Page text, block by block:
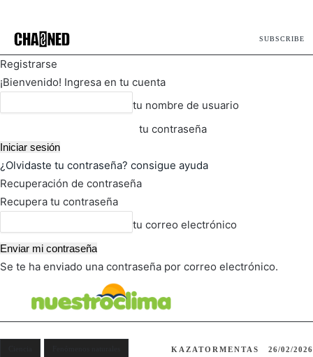
SUBSCRIBE
Registrarse
¡Bienvenido! Ingresa en tu cuenta
tu nombre de usuario
tu contraseña
¿Olvidaste tu contraseña? consigue ayuda
Recuperación de contraseña
Recupera tu contraseña
tu correo electrónico
Se te ha enviado una contraseña por correo electrónico.
KAZATORMENTAS 26/02/2026